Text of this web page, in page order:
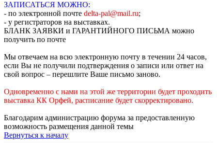
ЗАПИСАТЬСЯ МОЖНО:
- по электронной почте delta-pal@mail.ru;
- у регистраторов на выставках.
БЛАНК ЗАЯВКИ и ГАРАНТИЙНОГО ПИСЬМА можно
получить по почте
Мы отвечаем на всю электронную почту в течении 24 часов,
если Вы не получили подтверждения о записи или ответ на
свой вопрос – перешлите Ваше письмо заново.
Одновременно с нами на этой же территории будет проходить
выставка КК Орфей, расписание будет скорректировано.
Благодарим администрацию форума за предоставленную
возможность размещения данной темы
Вернуться к началу